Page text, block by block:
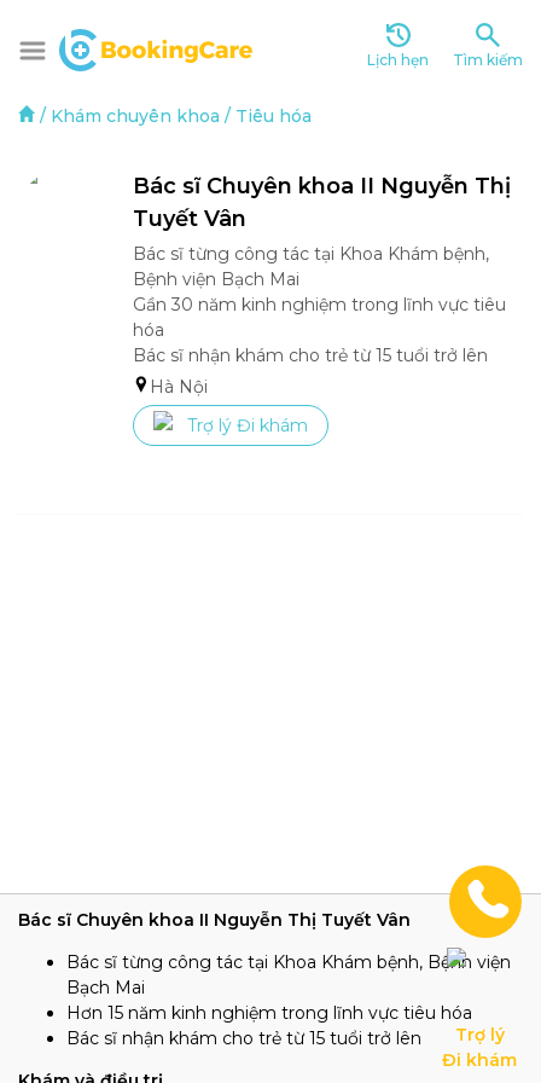
Lịch hẹn Tìm kiếm
/ Khám chuyên khoa / Tiêu hóa
Bác sĩ Chuyên khoa II Nguyễn Thị
Tuyết Vân
Bác sĩ từng công tác tại Khoa Khám bệnh,
Bệnh viện Bạch Mai
Gần 30 năm kinh nghiệm trong lĩnh vực tiêu
hóa
Bác sĩ nhận khám cho trẻ từ 15 tuổi trở lên
Hà Nội
Trợ lý Đi khám
Bác sĩ Chuyên khoa II Nguyễn Thị Tuyết Vân
Bác sĩ từng công tác tại Khoa Khám bệnh, Bệnh viện
Bạch Mai
Hơn 15 năm kinh nghiệm trong lĩnh vực tiêu hóa
Bác sĩ nhận khám cho trẻ từ 15 tuổi trở lên
Trợ lý
Đi khám